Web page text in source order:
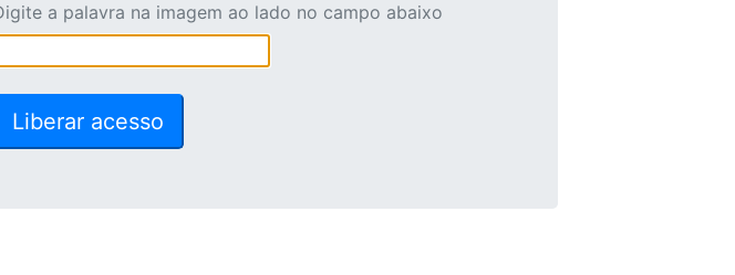
a palavra na imagem ao lado no campo abaixo